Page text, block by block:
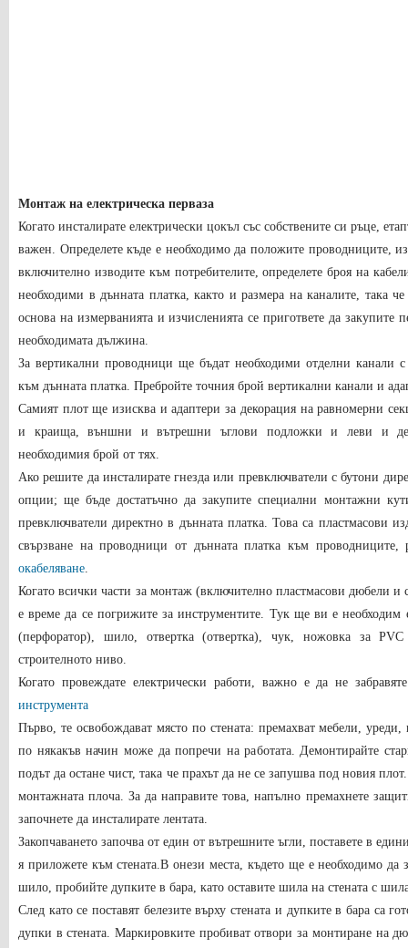
Монтаж на електрическа перваза
Когато инсталирате електрически цокъл със собствените си ръце,
важен. Определете къде е необходимо да положите проводниците,
включително изводите към потребителите, определете броя на
необходими в дънната платка, както и размера на каналите, така
основа на измерванията и изчисленията се пригответе да закупите
необходимата дължина.
За вертикални проводници ще бъдат необходими отделни канали
към дънната платка. Пребройте точния брой вертикални канали и
Самият плот ще изисква и адаптери за декорация на равномерни
и краища, външни и вътрешни ъглови подложки и леви и
необходимия брой от тях.
Ако решите да инсталирате гнезда или превключватели с бутони
опции; ще бъде достатъчно да закупите специални монтажни
превключватели директно в дънната платка. Това са пластмасови
свързване на проводници от дънната платка към
окабеляване.
Когато всички части за монтаж (включително пластмасови дюбели и
е време да се погрижите за инструментите. Тук ще ви е необходим
(перфоратор), шило, отвертка (отвертка), чук, ножовка за
строителното ниво.
Когато провеждате електрически работи, важно е да не забравяте
инструмента
Първо, те освобождават място по стената: премахват мебели,
по някакъв начин може да попречи на работата. Демонтирайте
подът да остане чист, така че прахът да не се запушва под новия
монтажната плоча. За да направите това, напълно премахнете
започнете да инсталирате лентата.
Закопчаването започва от един от вътрешните ъгли, поставете в
я приложете към стената.В онези места, където ще е необходимо да
шило, пробийте дупките в бара, като оставите шила на стената с
След като се поставят белезите върху стената и дупките в бара са
дупки в стената. Маркировките пробиват отвори за монтиране на